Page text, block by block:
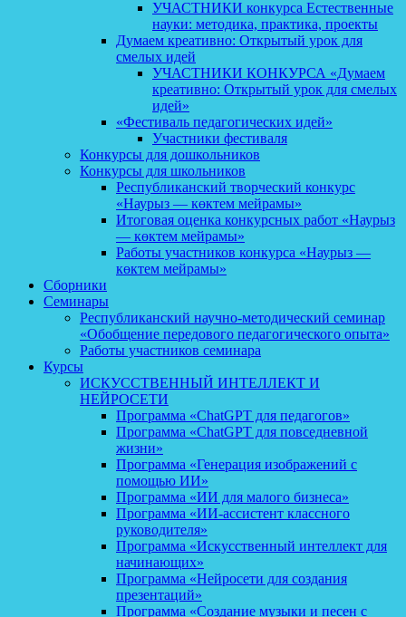
УЧАСТНИКИ конкурса Естественные
науки: методика, практика, проекты
Думаем креативно: Открытый урок для
смелых идей
УЧАСТНИКИ КОНКУРСА «Думаем
креативно: Открытый урок для смелых
идей»
«Фестиваль педагогических идей»
Участники фестиваля
Конкурсы для дошкольников
Конкурсы для школьников
Республиканский творческий конкурс
«Наурыз — көктем мейрамы»
Итоговая оценка конкурсных работ «Наурыз
— көктем мейрамы»
Работы участников конкурса «Наурыз —
көктем мейрамы»
Сборники
Семинары
Республиканский научно-методический семинар
«Обобщение передового педагогического опыта»
Работы участников семинара
Курсы
ИСКУССТВЕННЫЙ ИНТЕЛЛЕКТ И
НЕЙРОСЕТИ
Программа «ChatGPT для педагогов»
Программа «ChatGPT для повседневной
жизни»
Программа «Генерация изображений с
помощью ИИ»
Программа «ИИ для малого бизнеса»
Программа «ИИ-ассистент классного
руководителя»
Программа «Искусственный интеллект для
начинающих»
Программа «Нейросети для создания
презентаций»
Программа «Создание музыки и песен с